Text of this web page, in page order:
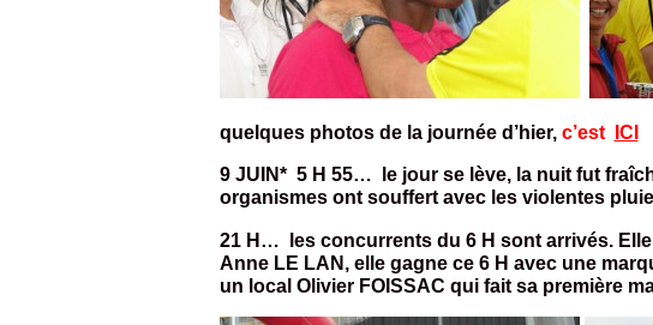
quelques photos de la journée d’hier, c’est ICI
9 JUIN* 5 H 55… le jour se lève, la nuit fut
organismes ont souffert avec les violentes
21 H… les concurrents du 6 H sont arrivés.
Anne LE LAN, elle gagne ce 6 H avec une
un local Olivier FOISSAC qui fait sa première